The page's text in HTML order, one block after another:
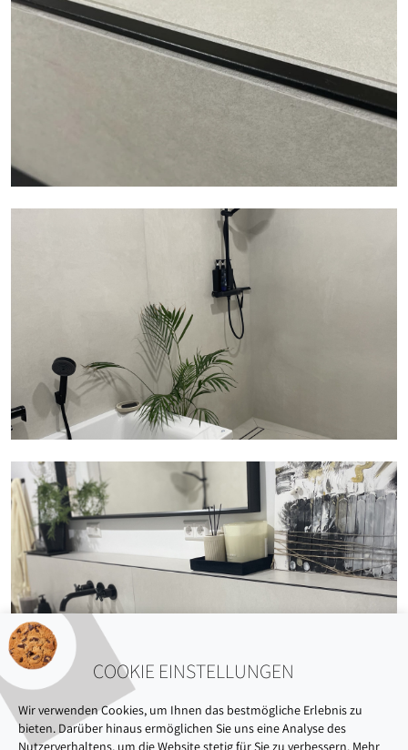
COOKIE EINSTELLUNGEN
Wir verwenden Cookies, um Ihnen das bestmögliche Erlebnis zu
bieten. Darüber hinaus ermöglichen Sie uns eine Analyse des
Nutzerverhaltens, um die Website stetig für Sie zu verbessern. Mehr